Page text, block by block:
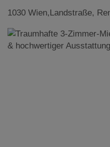
1030 Wien,Landstraße,